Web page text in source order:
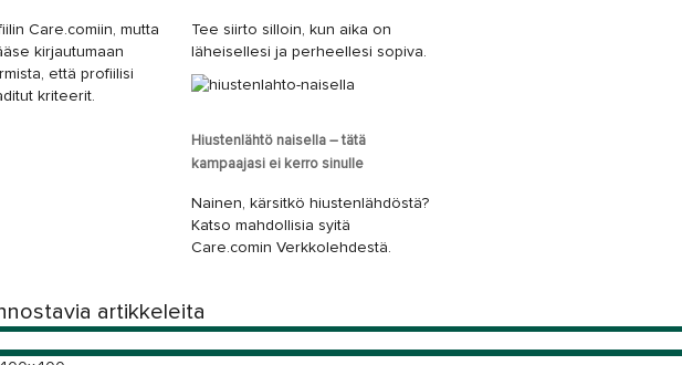
Care.comiin, mutta
kirjautumaan
että profiilisi
kriteerit.
Tee siirto silloin, kun aika on
läheisellesi ja perheellesi sopiva.
Hiustenlähtö naisella – tätä
kampaajasi ei kerro sinulle
Nainen, kärsitkö hiustenlähdöstä?
Katso mahdollisia syitä
Care.comin Verkkolehdestä.
artikkeleita